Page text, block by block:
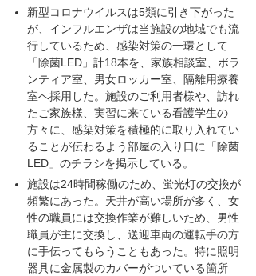
新型コロナウイルスは5類に引き下がった
が、インフルエンザは当施設の地域でも流
行しているため、感染対策の一環として
「除菌LED」計18本を、家族相談室、ボラ
ンティア室、男女ロッカー室、隔離用療養
室へ採用した。施設のご利用者様や、訪れ
たご家族様、実習に来ている看護学生の
方々に、感染対策を積極的に取り入れてい
ることが伝わるよう部屋の入り口に「除菌
LED」のチラシを掲示している。
施設は24時間稼働のため、蛍光灯の交換が
頻繁にあった。天井が高い場所が多く、女
性の職員には交換作業が難しいため、男性
職員が主に交換し、送迎車両の運転手の方
に手伝ってもらうこともあった。特に照明
器具に金属製のカバーがついている箇所